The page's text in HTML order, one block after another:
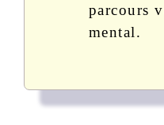
parcours
mental.